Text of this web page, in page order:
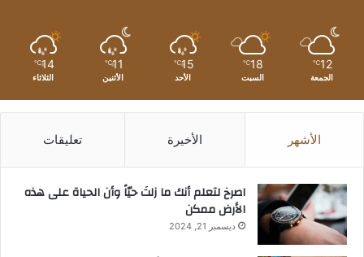
12
℃
الجمعة
18
℃
السبت
15
℃
الأحد
11
℃
الأثنين
14
℃
الثلاثاء
الأشهر الأخيرة تعليقات
‫اصرخ لتعلم أنك ما زلتَ حيّاً وأن الحياة على هذه
الأرض ممكن
ديسمبر 21, 2024